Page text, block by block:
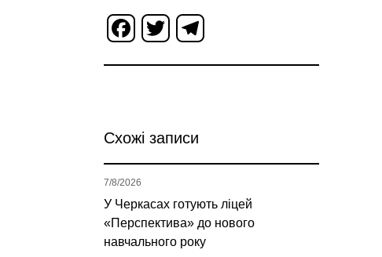
Facebook
Twitter
Схожі записи
У Черкасах готують ліцей
«Перспектива» до нового
навчального року
7/8/2026